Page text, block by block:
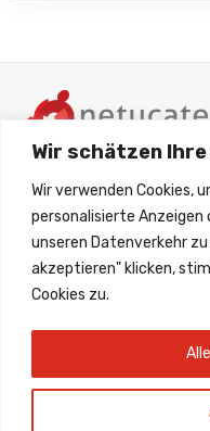
Wir schätzen
Wir verwenden Cookies,
personalisierte Anzeigen
unseren Datenverkehr zu
akzeptieren" klicken,
Cookies zu.
+49